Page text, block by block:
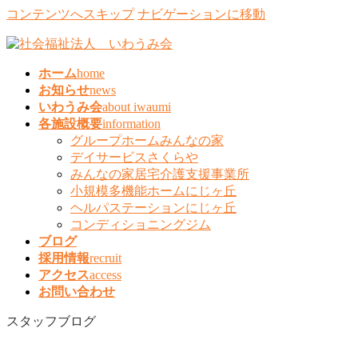
コンテンツへスキップ ナビゲーションに移動
ホームhome
お知らせnews
いわうみ会about iwaumi
各施設概要information
グループホームみんなの家
デイサービスさくらや
みんなの家居宅介護支援事業所
小規模多機能ホームにじヶ丘
ヘルパステーションにじヶ丘
コンディショニングジム
ブログ
採用情報recruit
アクセスaccess
お問い合わせ
スタッフブログ